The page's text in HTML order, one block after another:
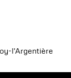
l'Argentière